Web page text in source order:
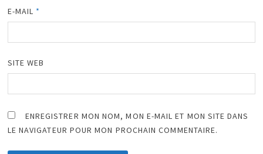
E-MAIL *
SITE WEB
ENREGISTRER MON NOM, MON E-MAIL ET MON SITE DANS
LE NAVIGATEUR POUR MON PROCHAIN COMMENTAIRE.